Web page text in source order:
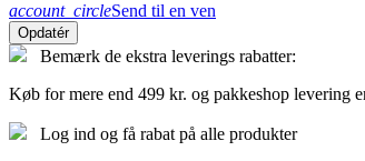
account_circleSend til en ven
Bemærk de ekstra leverings rabatter:
Køb for mere end 499 kr. og pakkeshop levering
Log ind og få rabat på alle produkter